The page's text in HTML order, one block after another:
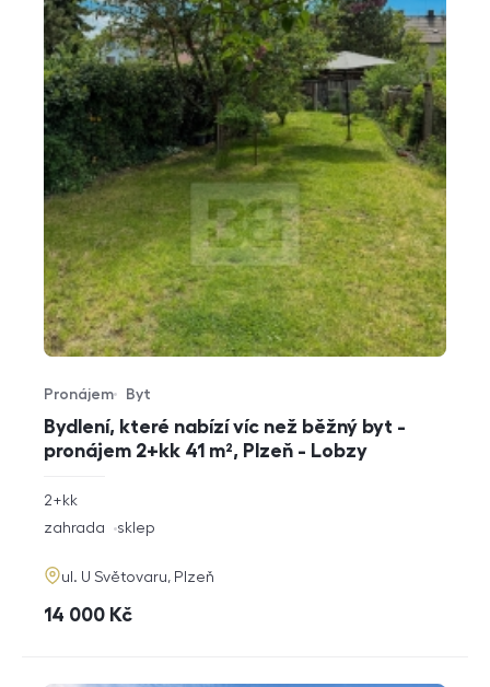
Bydlení, které nabízí víc než běžný byt -
pronájem 2+kk 41 m², Plzeň - Lobzy
Typ nabídky
Pronájem
Typ nemovitosti
Byt
rozměry
2+kk
funkce
zahrada sklep
adresa
ul. U Světovaru, Plzeň
cena
14 000 Kč